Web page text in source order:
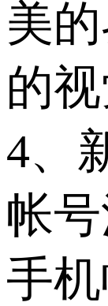
美
的视
4、
帐
手